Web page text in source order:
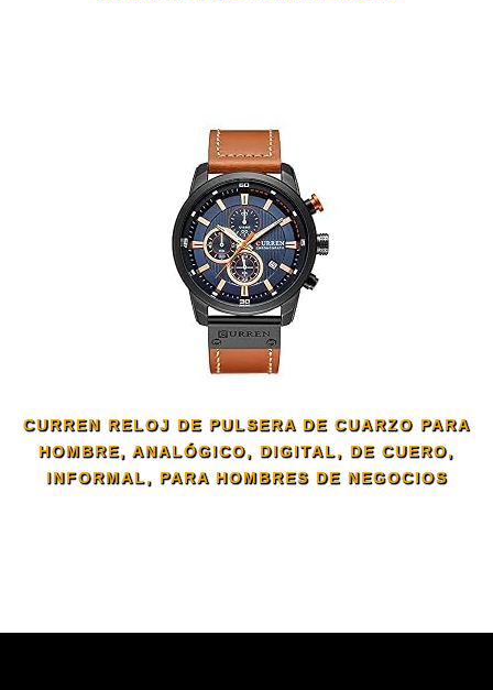
CURREN RELOJ DE PULSERA DE CUARZO PARA
HOMBRE, ANALÓGICO, DIGITAL, DE CUERO,
INFORMAL, PARA HOMBRES DE NEGOCIOS